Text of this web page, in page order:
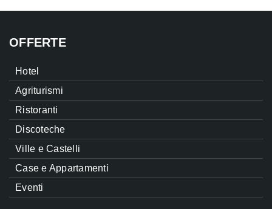
OFFERTE
Hotel
Agriturismi
Ristoranti
Discoteche
Ville e Castelli
Case e Appartamenti
Eventi